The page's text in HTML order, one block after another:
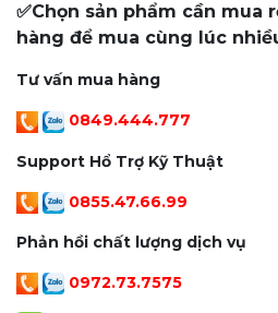
✅Chọn sản phẩm cần mua
hàng để mua cùng lúc
Tư vấn mua hàng
0849.444.777
Support Hổ Trợ Kỹ Thuật
0855.47.66.99
Phản hồi chất lượng dịch vụ
0972.73.7575